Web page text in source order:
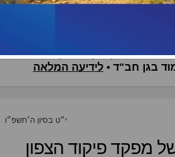
שחר ואה"ד הי"ד, באדיבות המשפחות
רחפן נפץ בלבנון ונפטר
בגן חב"ד •לידיעה המלאה
י״ט בסיון ה׳תשפ״ו
מפקד פיקוד הצפון